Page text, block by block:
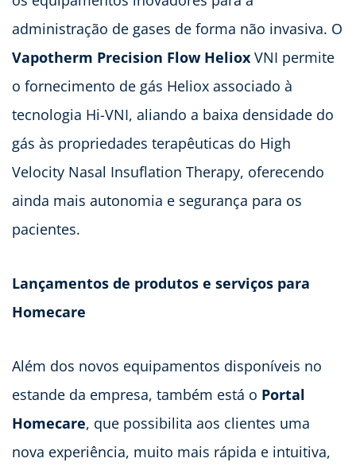
administração de gases de forma não invasiva. O
Vapotherm Precision Flow Heliox VNI permite
o fornecimento de gás Heliox associado à
tecnologia Hi-VNI, aliando a baixa densidade do
gás às propriedades terapêuticas do High
Velocity Nasal Insuflation Therapy, oferecendo
ainda mais autonomia e segurança para os
pacientes.
Lançamentos de produtos e serviços para
Homecare
Além dos novos equipamentos disponíveis no
estande da empresa, também está o Portal
Homecare, que possibilita aos clientes uma
nova experiência, muito mais rápida e intuitiva,